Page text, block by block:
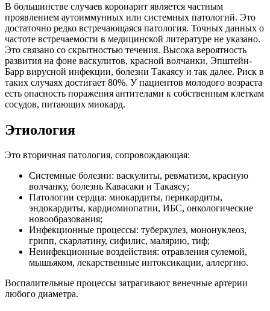
В большинстве случаев коронарит является частным
проявлением аутоиммунных или системных патологий. Это
достаточно редко встречающаяся патология. Точных данных о
частоте встречаемости в медицинской литературе не указано.
Это связано со скрытностью течения. Высока вероятность
развития на фоне васкулитов, красной волчанки, Эпштейн-
Барр вирусной инфекции, болезни Такаясу и так далее. Риск в
таких случаях достигает 80%. У пациентов молодого возраста
есть опасность поражения антителами к собственным клеткам
сосудов, питающих миокард.
Этиология
Это вторичная патология, сопровождающая:
Системные болезни: васкулиты, ревматизм, красную
волчанку, болезнь Кавасаки и Такаясу;
Патологии сердца: миокардиты, перикардиты,
эндокардиты, кардиомиопатии, ИБС, онкологические
новообразования;
Инфекционные процессы: туберкулез, мононуклеоз,
грипп, скарлатину, сифилис, малярию, тиф;
Неинфекционные воздействия: отравления сулемой,
мышьяком, лекарственные интоксикации, аллергию.
Воспалительные процессы затрагивают венечные артерии
любого диаметра.